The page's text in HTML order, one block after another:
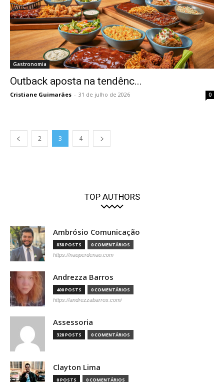
Gastronomia
Outback aposta na tendênc...
Cristiane Guimarães - 31 de julho de 2026 0
2 3 4
TOP AUTHORS
Ambrósio Comunicação
838 POSTS 0 COMENTÁRIOS
https://naoperdenao.com
Andrezza Barros
400 POSTS 0 COMENTÁRIOS
https://andrezzabarros.com/
Assessoria
328 POSTS 0 COMENTÁRIOS
Clayton Lima
0 POSTS 0 COMENTÁRIOS